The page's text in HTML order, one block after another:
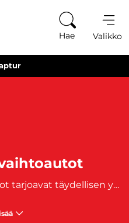
Hae Valikko
Renault Captur -vaihtoautot tarjoavat täydellisen yhdistelmän kompaktin crossoverin ketteryyttä ja käytännöllisyyttä sekä modernia tyyliä ja teknologiaa. Captur on suunniteltu erityisesti niille, jotka haluavat yhdistää kaupunkiajon helppouden ja katumaasturin tilavuuden. Tämä tyylikäs crossover sopii niin perheille kuin aktiivisille kuljettajille, jotka arvostavat monikäyttöistä autoa ja nykyaikaisia mukavuuksia. Renault Captur tunnetaan taloudellisuudestaan, ajomukavuudestaan ja monipuolisista ajo-ominaisuuksistaan, tehden siitä houkuttelevan valinnan moneen eri tarpeeseen. Renault Captur -vaihtoautot ovat varustettu taloudellisilla ja ympäristöystävällisillä moottoreilla, kuten bensiini-, diesel- ja hybridivaihtoehdoilla. Hybridimallit tarjoavat mahdollisuuden ajaa lyhyitä matkoja sähköllä ja pidemmät matkat polttomoottorilla, jolloin polttoaineenkulutus ja päästöt pysyvät alhaisina. Capturin ajokokemus on ketterä ja vakaa, ja sen korkea ajoasento ja kompakti koko tekevät siitä erinomaisen valinnan kaupunkiliikenteeseen. Lisäksi Captur tarjoaa erinomaisen näkyvyyden ja ajovakauden myös maantiellä, tehden siitä monipuolisen auton pidemmille matkoille.